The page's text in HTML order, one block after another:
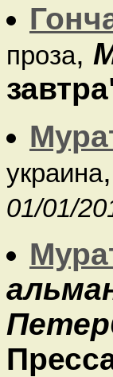
проза,
украина,
01/01/